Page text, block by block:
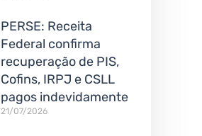
PERSE: Receita
Federal confirma
recuperação de PIS,
Cofins, IRPJ e CSLL
pagos indevidamente
21/07/2026